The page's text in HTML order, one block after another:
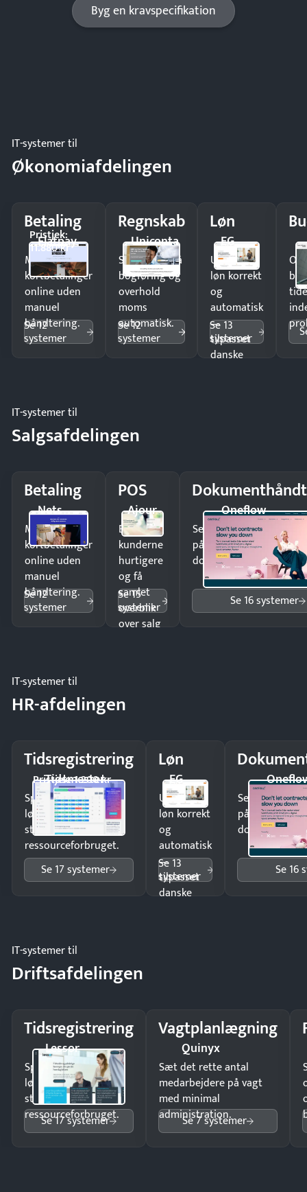
Byg en kravspecifikation
IT-systemer til
Økonomiafdelingen
Betaling
Flatpay
Pristjek:
11.880 kr
Modtag
kortbetalinger
online uden
manuel
håndtering.
Se 12
systemer
Regnskab
Uniconta
Spar timer på
bogføring og
overhold
moms
automatisk.
Se 12
systemer
Løn
EG
Udbetal
løn korrekt
og
automatisk
—
tilpasset
danske
Se 13
systemer
IT-systemer til
Salgsafdelingen
Betaling
Nets
Modtag
kortbetalinger
online uden
manuel
håndtering.
Se 12
systemer
POS
Ajour
Ekspedér
kunderne
hurtigere
og få
samlet
overblik
over salg
Se 15
systemer
Oneflow
Send kontrakter til
på minutter og mist
dokumenter.
Se 16 systemer
IT-systemer til
HR-afdelingen
Tidsregistrering
Tidsmester
Pristjek: 1.200 kr
Spar tid på
lønberegning og få
styr på
ressourceforbruget.
Se 17 systemer
Løn
EG
Udbetal
løn korrekt
og
automatisk
—
tilpasset
danske
Se 13
systemer
Send
på minutter
dokumenter.
Se 16
IT-systemer til
Driftsafdelingen
Tidsregistrering
Lessor
Spar tid på
lønberegning og få
styr på
ressourceforbruget.
Se 17 systemer
Vagtplanlægning
Quinyx
Sæt det rette antal
medarbejdere på vagt
med minimal
administration.
Se 7 systemer